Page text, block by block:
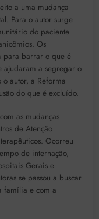
a uma mudança
Para o autor surge
do paciente
Os
para barrar o que é
ajudaram a segregar o
autor, a Reforma
do que é excluído.
as mudanças
de Atenção
Ocorreu
de internação,
Gerais e
se passou a buscar
família e com a